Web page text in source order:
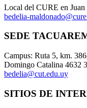
Local del CURE en
bedelia-
SEDE
Campus: Ruta 5, km.
Domingo Catalina 4632
bedelia@cut.edu.uy
SITIOS DE